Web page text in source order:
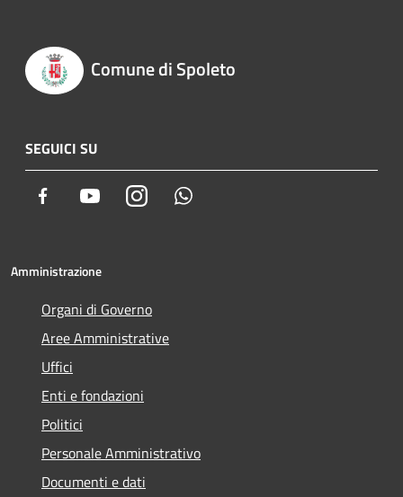
Comune di Spoleto
SEGUICI SU
Facebook YoutubeInstagram
Amministrazione
Organi di Governo
Aree Amministrative
Uffici
Enti e fondazioni
Politici
Personale Amministrativo
Documenti e dati